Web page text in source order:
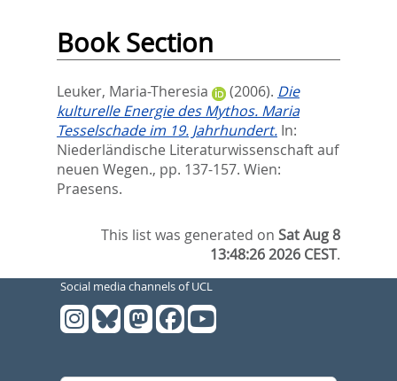
Book Section
Leuker, Maria-Theresia (2006). Die
kulturelle Energie des Mythos. Maria
Tesselschade im 19. Jahrhundert. In:
Niederländische Literaturwissenschaft auf
neuen Wegen., pp. 137-157. Wien:
Praesens.
This list was generated onSat Aug 8
13:48:26 2026 CEST.
Social media channels of UCL